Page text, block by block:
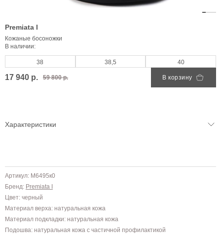
Premiata I
Кожаные босоножки
В наличии:
38 38,5 40
17 940 р. 59 800 р. В корзину
Характеристики
Артикул: M6495к0
Бренд: Premiata I
Цвет: черный
Материал верха: натуральная кожа
Материал подкладки: натуральная кожа
Подошва: натуральная кожа с частичной профилактикой